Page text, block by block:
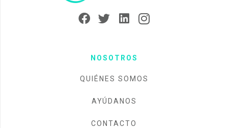
NOSOTROS
QUIÉNES SOMOS
AYÚDANOS
CONTACTO